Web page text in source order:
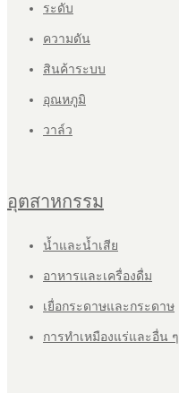
ระดับ
ความดัน
สินค้าระบบ
อุณหภูมิ
วาล์ว
อุตสาหกรรม
น้ำและน้ำเสีย
อาหารและเครื่องดื่ม
เยื่อกระดาษและกระดาษ
การทำเหมืองแร่และอื่น ๆ